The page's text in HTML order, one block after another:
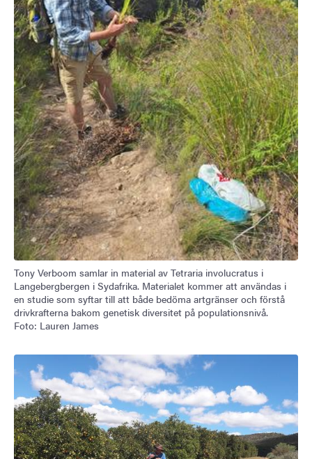
Tony Verboom samlar in material av Tetraria involucratus i
Langebergbergen i Sydafrika. Materialet kommer att användas i
en studie som syftar till att både bedöma artgränser och förstå
drivkrafterna bakom genetisk diversitet på populationsnivå.
Foto: Lauren James